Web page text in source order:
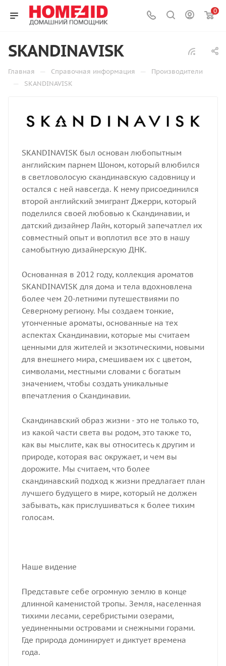
0
SKANDINAVISK
Главная — Справочная информация — Производители
— SKANDINAVISK
SKANDINAVISK был основан любопытным
английским парнем Шоном, который влюбился
в светловолосую скандинавскую садовницу и
остался с ней навсегда. К нему присоединился
второй английский эмигрант Джерри, который
поделился своей любовью к Скандинавии, и
датский дизайнер Лайн, который запечатлел их
совместный опыт и воплотил все это в нашу
самобытную дизайнерскую ДНК.
Основанная в 2012 году, коллекция ароматов
SKANDINAVISK для дома и тела вдохновлена
более чем 20-летними путешествиями по
Северному региону. Мы создаем тонкие,
утонченные ароматы, основанные на тех
аспектах Скандинавии, которые мы считаем
ценными для жителей и экзотическими, новыми
для внешнего мира, смешиваем их с цветом,
символами, местными словами с богатым
значением, чтобы создать уникальные
впечатления о Скандинавии.
Скандинавский образ жизни - это не только то,
из какой части света вы родом, это также то,
как вы мыслите, как вы относитесь к другим и
природе, которая вас окружает, и чем вы
дорожите. Мы считаем, что более
скандинавский подход к жизни предлагает план
лучшего будущего в мире, который не должен
забывать, как прислушиваться к более тихим
голосам.
Наше видение
Представьте себе огромную землю в конце
длинной каменистой тропы. Земля, населенная
тихими лесами, серебристыми озерами,
уединенными островами и снежными горами.
Где природа доминирует и диктует времена
года.